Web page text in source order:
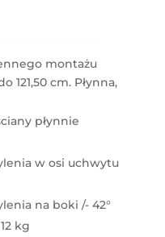
montażu
121,50 cm. Płynna,
płynnie
w osi uchwytu
na boki /- 42°
kg